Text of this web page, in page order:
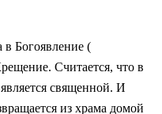
в Богоявление (
Считается, что в
священной. И
из храма домой